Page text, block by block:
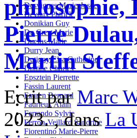
Desvignes Marie-Josée
Devaux Patrick
Donikian Guy
Du Crest Marie
Duclos Marie
Durry Jean
Dutigny/Elsa Catherine
Duttine Charles
Epsztein Pierrette
Fassin Laurent
Fauren Bernard
Faurieux Alain
Ferrando Sylvie
Ferron-Veillard Sandrine
Fiorentino Marie-Pierre
philosophie,
Pierre
Martin
Ecrit parMarc
2023. , dansLa